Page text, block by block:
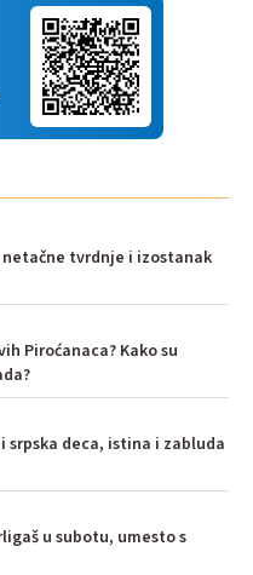
netačne tvrdnje i izostanak
Piroćanaca? Kako su
srpska deca, istina i zabluda
u subotu, umesto s